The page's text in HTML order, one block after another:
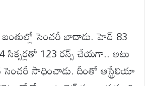
బంతుల్లో సెంచరీ బాదాడు. హెడ్ 83
సిక్సర్లతో 123 రన్స్ చేయగా.. అటు
సాధించాడు. దీంతో ఆస్ట్రేలియా